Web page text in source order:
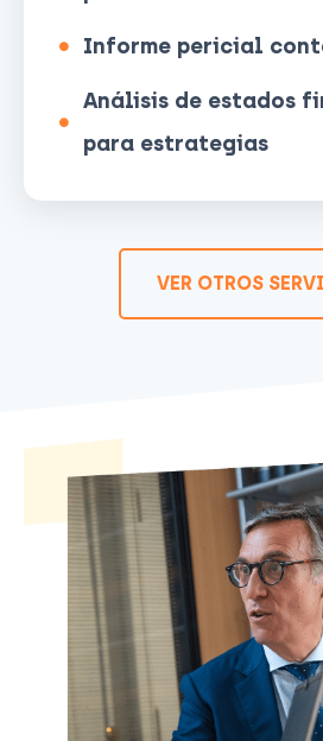
Informe pericial
Análisis de estados
para estrategias
VER OTROS